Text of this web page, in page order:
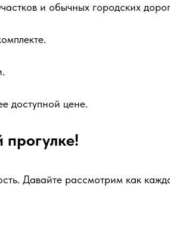
и обычных городских
доступной цене.
Давайте рассмотрим как